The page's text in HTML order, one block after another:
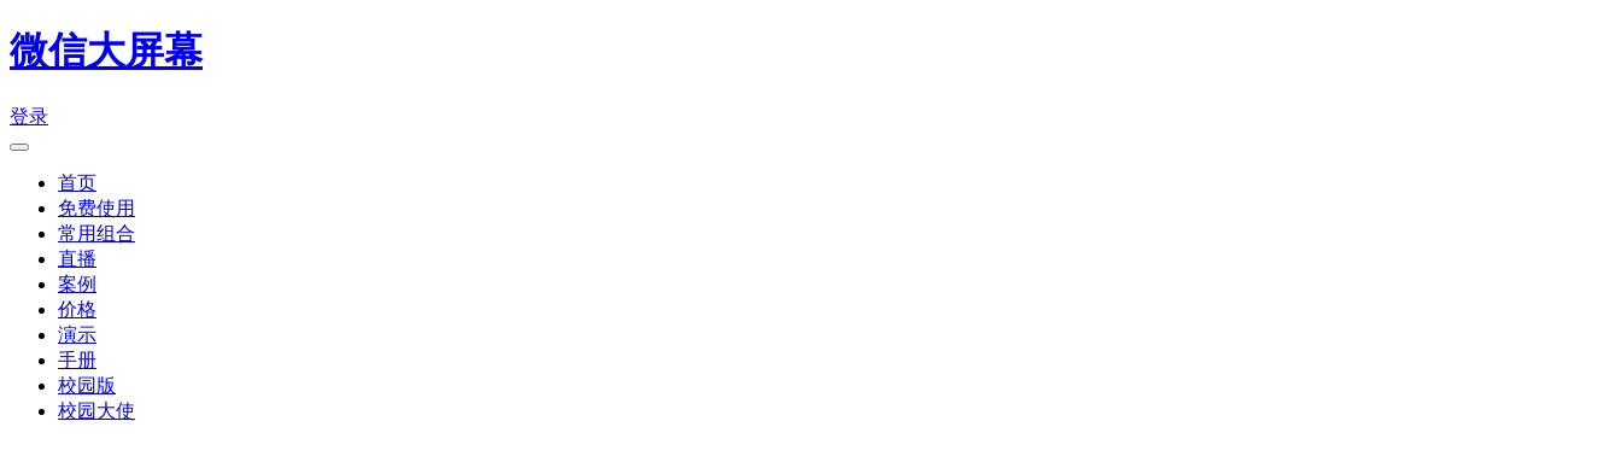
微信大屏幕
登录
首页
免费使用
常用组合
直播
案例
价格
演示
手册
校园版
校园大使